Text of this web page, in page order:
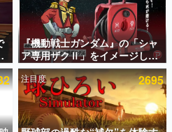
事ランキング
『機動戦士ガンダム』の「シャ
ア専用ザクⅡ」をイメージした
散水ホースリールが予約開始。
本体にはシャアのパーソナルマ
ークやジオン公国軍のエンブレ
ム、型式番号などを配置
注目度 2695